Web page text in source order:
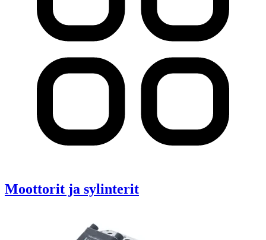
Moottorit ja sylinterit